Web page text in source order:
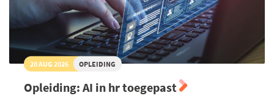
20 AUG 2026 OPLEIDING
Opleiding: AI in hr toegepast